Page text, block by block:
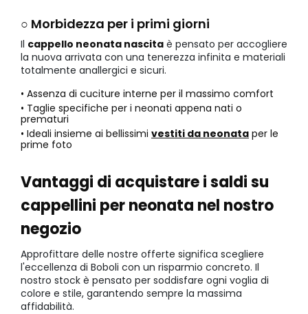
○ Morbidezza per i primi giorni
Il cappello neonata nascita è pensato per accogliere
la nuova arrivata con una tenerezza infinita e materiali
totalmente anallergici e sicuri.
• Assenza di cuciture interne per il massimo comfort
• Taglie specifiche per i neonati appena nati o
prematuri
• Ideali insieme ai bellissimi vestiti da neonata per le
prime foto
Vantaggi di acquistare i saldi su
cappellini per neonata nel nostro
negozio
Approfittare delle nostre offerte significa scegliere
l'eccellenza di Boboli con un risparmio concreto. Il
nostro stock è pensato per soddisfare ogni voglia di
colore e stile, garantendo sempre la massima
affidabilità.